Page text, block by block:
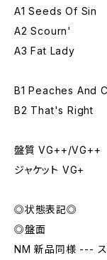
A1 Seeds Of Sin
A2 Scourn'
A3 Fat Lady
B1 Peaches And
B2 That's Right
盤質 VG++/VG++
ジャケット VG+
◎状態表記◎
◎盤面
NM 新品同様 --- ス